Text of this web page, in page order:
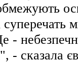
суперечать
-
- сказала